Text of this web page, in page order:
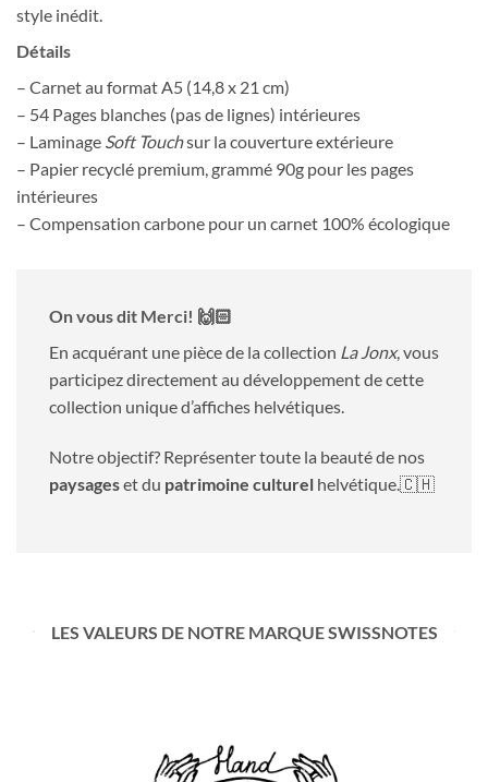
style inédit.
Détails
– Carnet au format A5 (14,8 x 21 cm)
– 54 Pages blanches (pas de lignes) intérieures
– Laminage Soft Touchsur la couverture extérieure
– Papier recyclé premium, grammé 90g pour les pages
intérieures
– Compensation carbone pour un carnet 100% écologique
On vous dit Merci! 🙌🏻
En acquérant une pièce de la collection La Jonx, vous
participez directement au développement de cette
collection unique d’affiches helvétiques.
Notre objectif? Représenter toute la beauté de nos
paysageset du patrimoine culturel helvétique.🇨🇭
LES VALEURS DE NOTRE MARQUE SWISSNOTES